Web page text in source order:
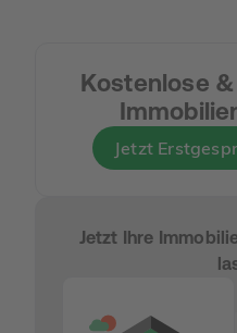
Kostenlose
Jetzt
Jetzt Ihre